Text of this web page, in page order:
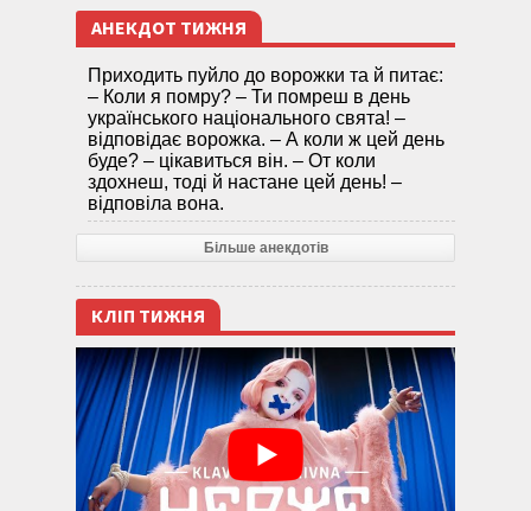
АНЕКДОТ ТИЖНЯ
Приходить пуйло до ворожки та й питає:
– Коли я помру? – Ти помреш в день
українського національного свята! –
відповідає ворожка. – А коли ж цей день
буде? – цікавиться він. – От коли
здохнеш, тоді й настане цей день! –
відповіла вона.
Більше анекдотів
КЛІП ТИЖНЯ